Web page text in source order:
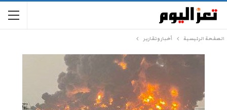
الصفحة الرئيسية أخبار وتقارير